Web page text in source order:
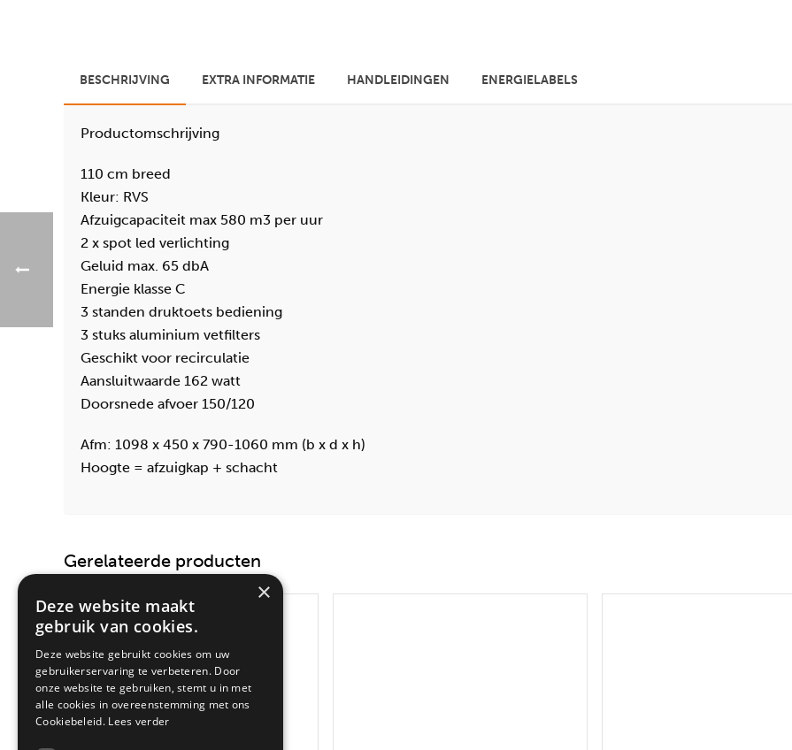
BESCHRIJVING EXTRA INFORMATIE HANDLEIDINGEN ENERGIELABELS
Productomschrijving
110 cm breed
Kleur: RVS
Afzuigcapaciteit max 580 m3 per uur
2 x spot led verlichting
Geluid max. 65 dbA
Energie klasse C
3 standen druktoets bediening
3 stuks aluminium vetfilters
Geschikt voor recirculatie
Aansluitwaarde 162 watt
Doorsnede afvoer 150/120
Afm: 1098 x 450 x 790-1060 mm (b x d x h)
Hoogte = afzuigkap + schacht
Gerelateerde producten
×
Deze website maakt
gebruik van cookies.
Deze website gebruikt cookies om uw
gebruikerservaring te verbeteren. Door
onze website te gebruiken, stemt u in met
alle cookies in overeenstemming met ons
Cookiebeleid. Lees verder